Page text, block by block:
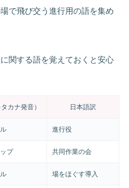
で飛び交う進行用の語を集め
関する語を覚えておくと安心
カナ発音） 日本語訳
進行役
プ 共同作業の会
場をほぐす導入